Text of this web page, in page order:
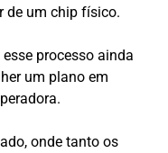
de um chip físico.
processo ainda
um plano em
onde tanto os